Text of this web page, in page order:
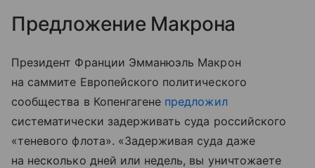
Предложение Макрона
Президент Франции Эмманюэль Макрон
на саммите Европейского политического
сообщества в Копенгагене предложил
систематически задерживать суда российского
«теневого флота». «Задерживая суда даже
на несколько дней или недель, вы уничтожаете